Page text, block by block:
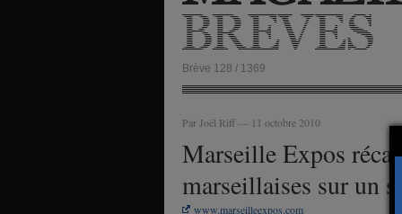
Brève 128 / 1369
Par Joël Riff — 11 octobre 2010
Marseille Expos
marseillaises sur un
www.marseilleexpos.com